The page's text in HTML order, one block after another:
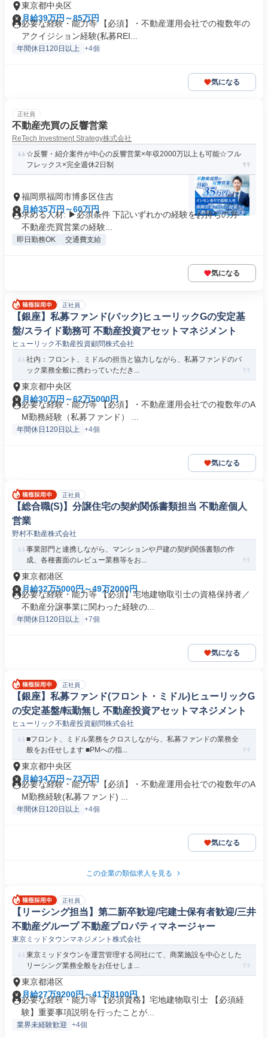
東京都中央区
月給39万円～85万円
必要な経験・能力等 【必須】・不動産運用会社での複数年の
アクイジション経験(私募REI...
年間休日120日以上 +4個
気になる
正社員
不動産売買の反響営業
ReTech Investment Strategy株式会社
☆反響・紹介案件が中心の反響営業×年収2000万以上も可能☆フル
フレックス×完全週休2日制
福岡県福岡市博多区住吉
月給35万円～60万円
求める人材: ▶必須条件 下記いずれかの経験をお持ちの方 ・
不動産売買営業の経験...
即日勤務OK 交通費支給
気になる
正社員
【銀座】私募ファンド(バック)ヒューリックGの安定基
盤/スライド勤務可 不動産投資アセットマネジメント
ヒューリック不動産投資顧問株式会社
社内：フロント、ミドルの担当と協力しながら、私募ファンドのバ
ック業務全般に携わっていただき...
東京都中央区
月給30万円～62万5000円
必要な経験・能力等 【必須】・不動産運用会社での複数年のA
M勤務経験（私募ファンド） ...
年間休日120日以上 +4個
気になる
正社員
【総合職(S)】分譲住宅の契約関係書類担当 不動産個人
営業
野村不動産株式会社
事業部門と連携しながら、マンションや戸建の契約関係書類の作
成、各種書面のレビュー業務等をお...
東京都港区
月給32万5000円～49万2000円
必要な経験・能力等 【必須】宅地建物取引士の資格保持者／
不動産分譲事業に関わった経験の...
年間休日120日以上 +7個
気になる
正社員
【銀座】私募ファンド(フロント・ミドル)ヒューリックG
の安定基盤/転勤無し 不動産投資アセットマネジメント
ヒューリック不動産投資顧問株式会社
■フロント、ミドル業務をクロスしながら、私募ファンドの業務全
般をお任せします ■PMへの指...
東京都中央区
月給34万円～73万円
必要な経験・能力等 【必須】・不動産運用会社での複数年のA
M勤務経験(私募ファンド) ...
年間休日120日以上 +4個
気になる
この企業の類似求人を見る
正社員
【リーシング担当】第二新卒歓迎/宅建士保有者歓迎/三井
不動産グループ 不動産プロパティマネージャー
東京ミッドタウンマネジメント株式会社
東京ミッドタウンを運営管理する同社にて、商業施設を中心とした
リーシング業務全般をお任せしま...
東京都港区
月給27万9200円～41万8100円
必要な経験・能力等 【必須資格】宅地建物取引士 【必須経
験】重要事項説明を行ったことが...
業界未経験歓迎 +4個